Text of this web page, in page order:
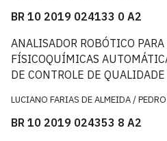
BR 10 2019 024133 0 A2
ANALISADOR ROBÓTICO
FÍSICOQUÍMICAS
DE CONTROLE DE
LUCIANO FARIAS DE ALMEIDA /
BR 10 2019 024353 8 A2